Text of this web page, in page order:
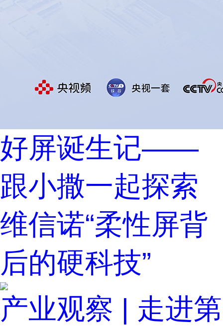
好屏诞生记——
跟小撒一起探索
维信诺“柔性屏背
后的硬科技”
产业观察 | 走进第